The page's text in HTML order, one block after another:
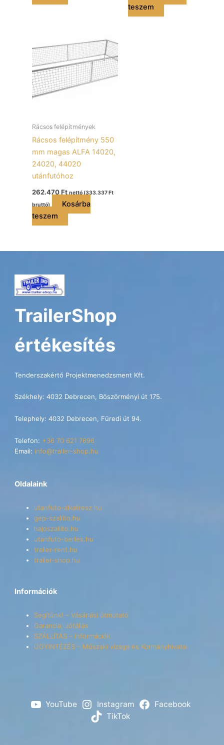
teszem
Rácsos felépítmények
Rácsos felépítmény 550
mm magas ALFA 14020,
24020, 44020
utánfutóhoz
262.470Ft nettó (333.337Ft
bruttó)
Kosárba
teszem
TrailerShop
értékesítés
Tenderszakértő Projektmenedzsment Kft.
Székhely: 4032 Debrecen, Böszörményi út 175.
Telephely: 4032 Debrecen, Füredi út 94.
Telefon: +36 70 621 7696
Email: info@trailer-shop.hu
Oldalaink
utanfuto-alkatresz.hu
gep-szallito.hu
hajoszallito.hu
utanfuto-berles.hu
trailer-rent.hu
trailer-shop.hu
Információk
Segítünk! – Vásárlási útmutató
Garancia, Jótállás
SZÁLLÍTÁS – Információk
ÜGYINTÉZÉS – Műszaki vizsga és Kormányhivatal
YouTube Instagram
Facebook
TikTok